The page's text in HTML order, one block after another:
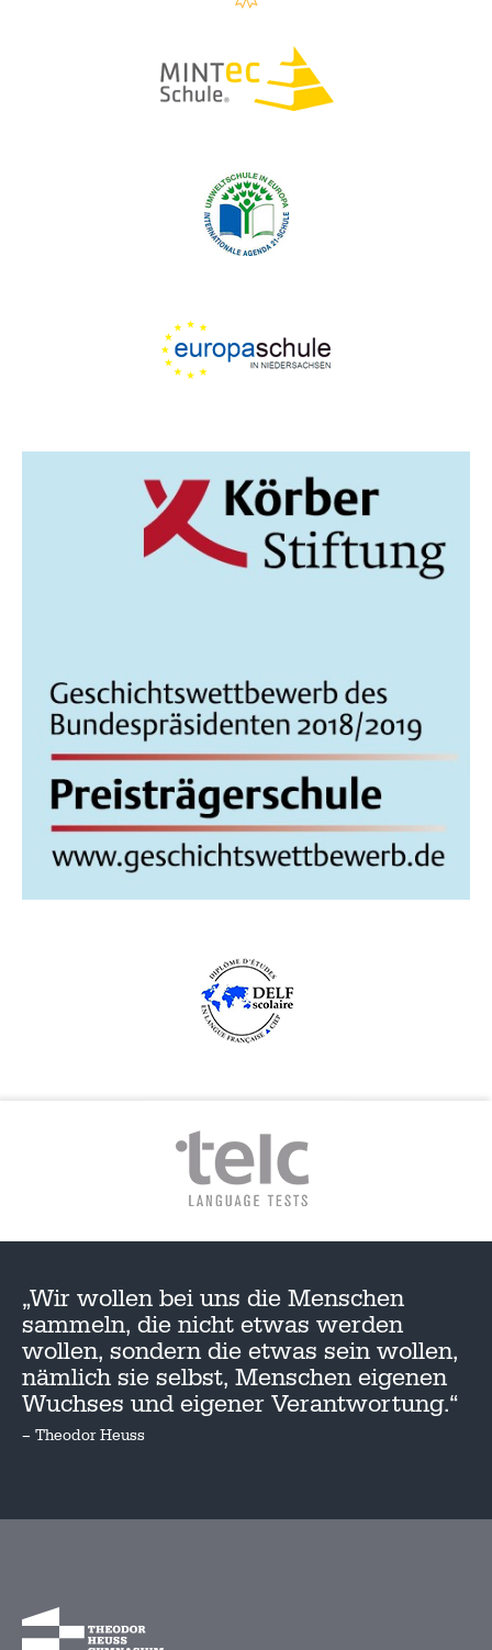
„Wir wollen bei uns die Menschen
sammeln, die nicht etwas werden
wollen, sondern die etwas sein wollen,
nämlich sie selbst, Menschen eigenen
Wuchses und eigener Verantwortung.“
– Theodor Heuss